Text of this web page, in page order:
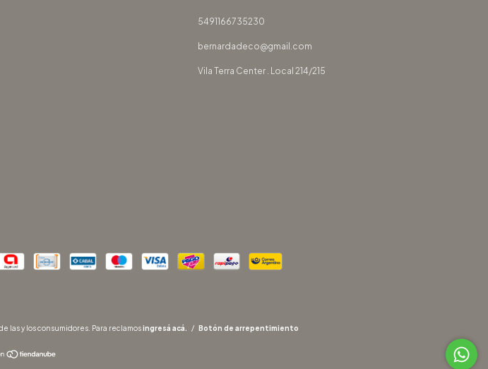
5491166735230
bernardadeco@gmail.com
Vila Terra Center . Local 214/215
las y los consumidores. Para reclamosingresá acá. / Botón de arrepentimiento